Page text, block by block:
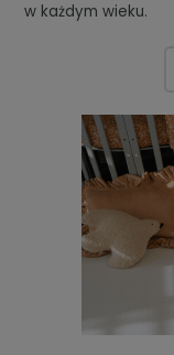
w każdym wieku.